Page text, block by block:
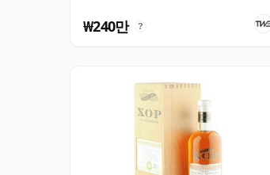
₩240만 ?